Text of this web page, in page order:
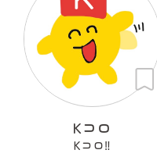
Kコロ
Kコロ‼︎